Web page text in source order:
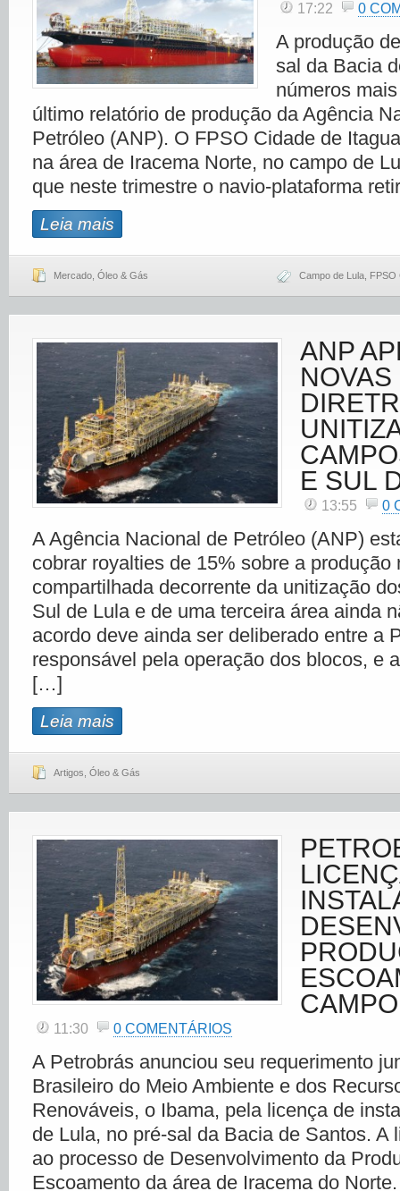
17:22 0
A produção
sal da Bacia
números
último relatório de produção da Agência
Petróleo (ANP). O FPSO Cidade de
na área de Iracema Norte, no campo de
que neste trimestre o navio-plataforma
Leia mais
Mercado Óleo & Gás Campo de Lula FPSO
ANP
NOVAS
E SUL
13:55 0
A Agência Nacional de Petróleo (ANP)
cobrar royalties de 15% sobre a produção
compartilhada decorrente da unitização
Sul de Lula e de uma terceira área ainda
acordo deve ainda ser deliberado entre a
responsável pela operação dos blocos, e
[…]
Leia mais
Artigos Óleo & Gás
11:30 0 COMENTÁRIOS
A Petrobrás anunciou seu requerimento
Brasileiro do Meio Ambiente e dos
Renováveis, o Ibama, pela licença de
de Lula, no pré-sal da Bacia de Santos. A
ao processo de Desenvolvimento da
Escoamento da área de Iracema do